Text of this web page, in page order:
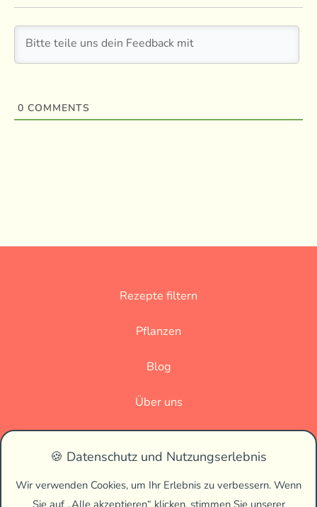
🍪 Datenschutz und Nutzungserlebnis
Wir verwenden Cookies, um Ihr Erlebnis zu verbessern. Wenn
Sie auf „Alle akzeptieren“ klicken, stimmen Sie unserer
0 COMMENTS
Rezepte filtern
Pflanzen
Blog
Über uns